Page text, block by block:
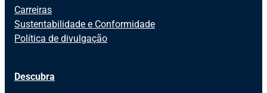
Carreiras
Sustentabilidade e Conformidade
Política de divulgação
Descubra